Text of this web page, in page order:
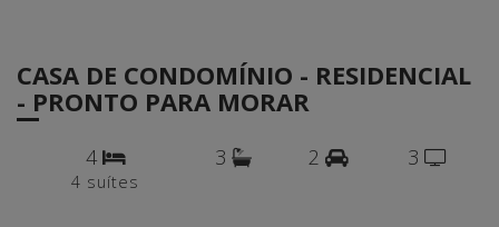
CASA DE CONDOMÍNIO - RESIDENCIAL
- PRONTO PARA MORAR
4
4 suítes
3 2 3